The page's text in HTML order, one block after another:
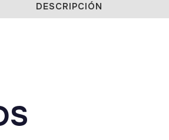
DESCRIPCIÓN